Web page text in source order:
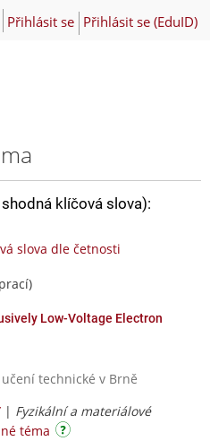
Přihlásit se Přihlásit se (EduID)
klíčová slova):
slova dle četnosti
Low-Voltage Electron
technické v Brně
| Fyzikální a materiálové
téma